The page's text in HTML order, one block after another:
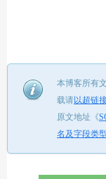
本博客所有
载请以超链
原文地址《
名及字段类型